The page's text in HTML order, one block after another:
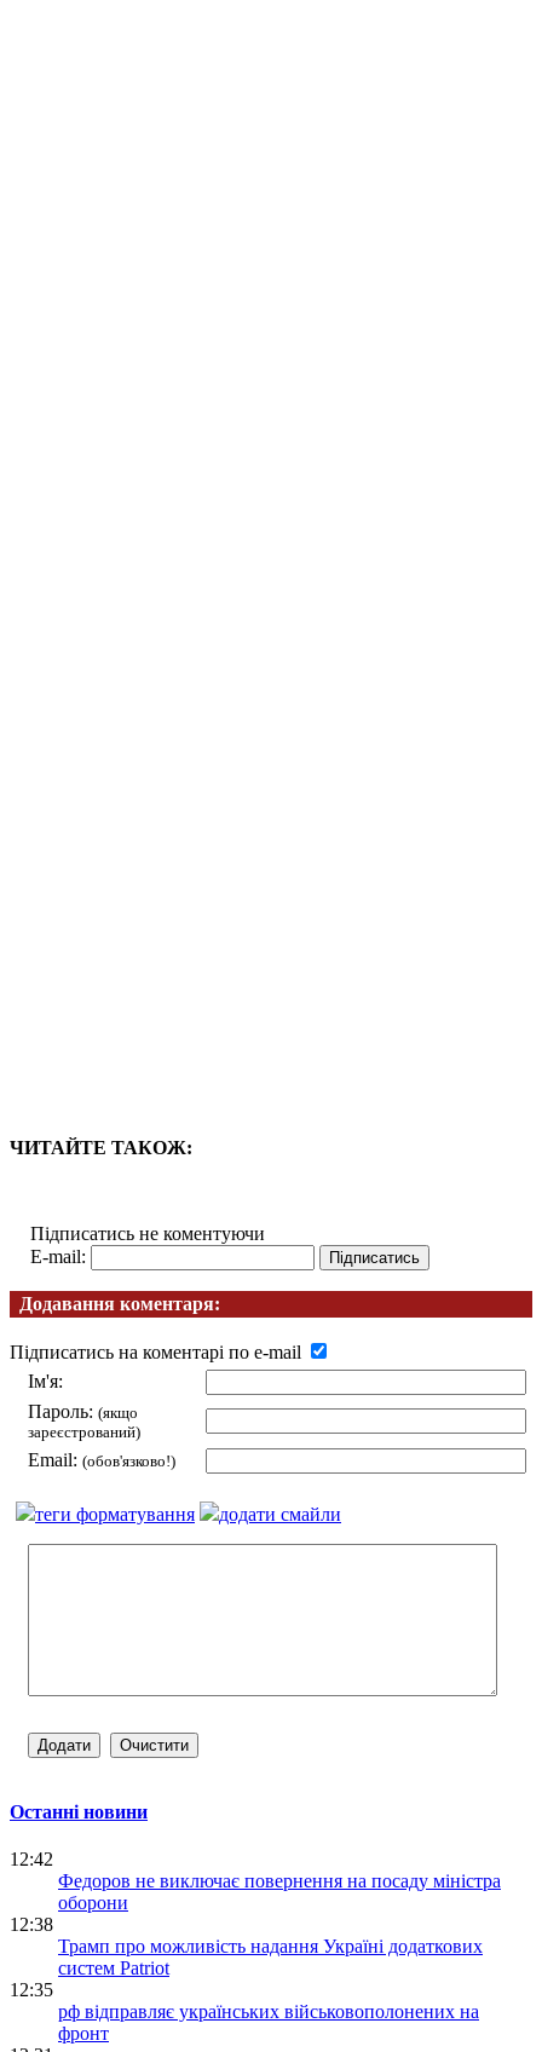
ЧИТАЙТЕ ТАКОЖ:
Підписатись не коментуючи
E-mail:
Додавання коментаря:
Підписатись на коментарі по e-mail
Ім'я:
Пароль: (якщо
зареєстрований)
Email: (обов'язково!)
теги форматування додати смайли
Останні новини
12:42
Федоров не виключає повернення на посаду міністра
оборони
12:38
Трамп про можливість надання Україні додаткових
систем Patriot
12:35
рф відправляє українських військовополонених на
фронт